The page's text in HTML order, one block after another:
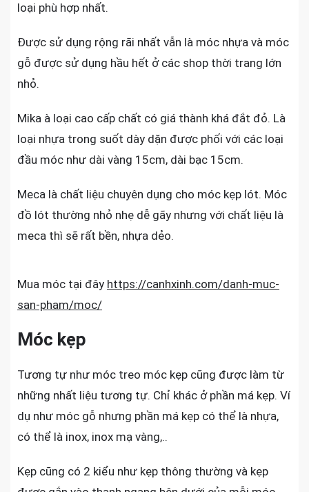
loại phù hợp nhất.
Được sử dụng rộng rãi nhất vẫn là móc nhựa và móc
gỗ được sử dụng hầu hết ở các shop thời trang lớn
nhỏ.
Mika à loại cao cấp chất có giá thành khá đắt đỏ. Là
loại nhựa trong suốt dày dặn được phối với các loại
đầu móc như dài vàng 15cm, dài bạc 15cm.
Meca là chất liệu chuyên dụng cho móc kẹp lót. Móc
đồ lót thường nhỏ nhẹ dễ gãy nhưng với chất liệu là
meca thì sẽ rất bền, nhựa dẻo.
Mua móc tại đây https://canhxinh.com/danh-muc-
san-pham/moc/
Móc kẹp
Tương tự như móc treo móc kẹp cũng được làm từ
những nhất liệu tương tự. Chỉ khác ở phần má kẹp. Ví
dụ như móc gỗ nhưng phần má kẹp có thể là nhựa,
có thể là inox, inox mạ vàng,..
Kẹp cũng có 2 kiểu như kẹp thông thường và kẹp